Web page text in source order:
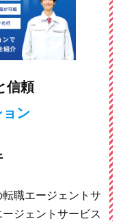
信頼
ン
職エージェントサ
ジェントサービス